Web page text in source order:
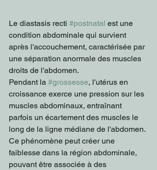
Le diastasis recti #postnatal est une
condition abdominale qui survient
après l'accouchement, caractérisée par
une séparation anormale des muscles
droits de l'abdomen.
Pendant la #grossesse, l'utérus en
croissance exerce une pression sur les
muscles abdominaux, entraînant
parfois un écartement des muscles le
long de la ligne médiane de l'abdomen.
Ce phénomène peut créer une
faiblesse dans la région abdominale,
pouvant être associée à des